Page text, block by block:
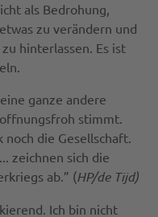
als Bedrohung,
zu verändern und
hinterlassen. Es ist
ganze andere
stimmt.
die Gesellschaft.
zeichnen sich die
ab.” (HP/de Tijd)
Ich bin nicht